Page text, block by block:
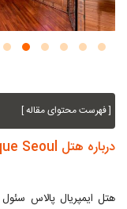
[ فهرست محتوای مقاله ]
درباره هتل Imperial Palace Boutique Seoul